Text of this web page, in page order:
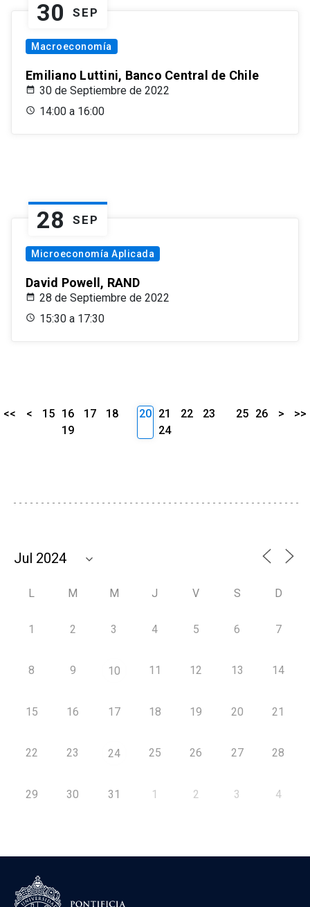
30 SEP
Macroeconomía
Emiliano Luttini, Banco Central de Chile
30 de Septiembre de 2022
14:00 a 16:00
28 SEP
Microeconomía Aplicada
David Powell, RAND
28 de Septiembre de 2022
15:30 a 17:30
<< < 15 16 17
18
19
20 21 22
23
24
25 26 > >>
L M M J V S D
1 2 3 4 5 6 7
8 9 10 11 12 13 14
15 16 17 18 19 20 21
22 23 24 25 26 27 28
29 30 31 1 2 3 4